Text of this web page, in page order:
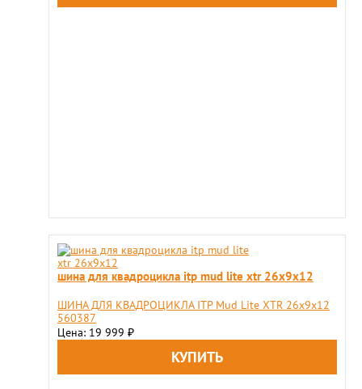
шина для квадроцикла itp mud lite xtr 26х9х12
ШИНА ДЛЯ КВАДРОЦИКЛА ITP Mud Lite XTR 26х9х12
560387
Цена: 19 999 ₽